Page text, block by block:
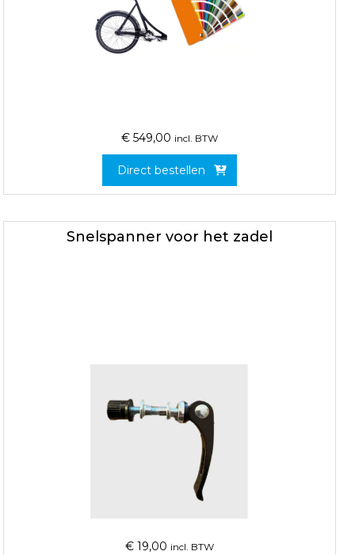
€ 549,00 incl. BTW
Direct bestellen
Snelspanner voor het zadel
€ 19,00 incl. BTW